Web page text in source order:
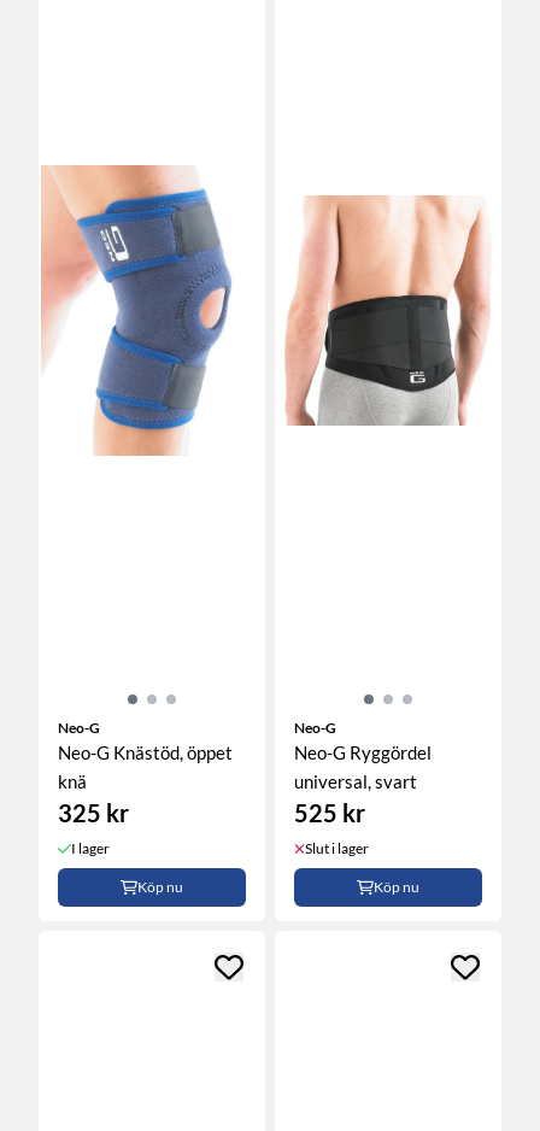
Neo-G
Neo-G Knästöd, öppet
knä
325 kr
I lager
Köp nu
Neo-G
Neo-G Ryggördel
universal, svart
525 kr
Slut i lager
Köp nu